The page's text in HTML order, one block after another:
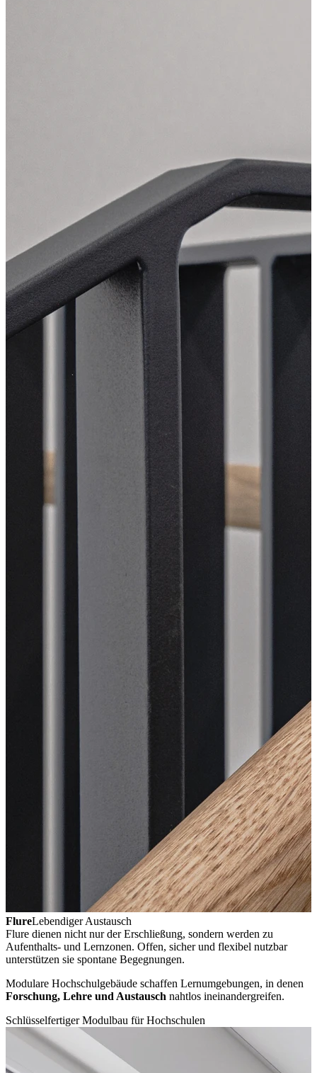
FlureLebendiger Austausch
Flure dienen nicht nur der Erschließung, sondern werden zu
Aufenthalts- und Lernzonen. Offen, sicher und flexibel nutzbar
unterstützen sie spontane Begegnungen.
Modulare Hochschulgebäude schaffen Lernumgebungen, in denen
Forschung, Lehre und Austausch nahtlos ineinandergreifen.
Schlüsselfertiger Modulbau für Hochschulen